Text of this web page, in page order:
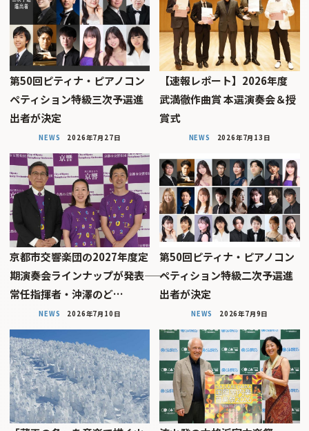
第50回ピティナ・ピアノコン
ペティション特級三次予選進
出者が決定
NEWS 2026年7月27日
【速報レポート】2026年度
武満徹作曲賞 本選演奏会＆授
賞式
NEWS 2026年7月13日
京都市交響楽団の2027年度定
期演奏会ラインナップが発表――
常任指揮者・沖澤のど…
NEWS 2026年7月10日
第50回ピティナ・ピアノコン
ペティション特級二次予選進
出者が決定
NEWS 2026年7月9日